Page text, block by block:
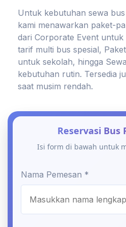
Untuk kebutuhan sewa
kami menawarkan paket-
dari Corporate Event untuk
tarif multi bus spesial,
untuk sekolah, hingga
kebutuhan rutin. Tersedia
saat musim rendah.
Reservasi Bus
Isi form di bawah untuk
Nama Pemesan *